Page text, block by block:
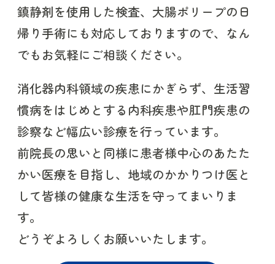
鎮静剤を使用した検査、大腸ポリープの日
帰り手術にも対応しておりますので、なん
でもお気軽にご相談ください。
消化器内科領域の疾患にかぎらず、生活習
慣病をはじめとする内科疾患や肛門疾患の
診察など幅広い診療を行っています。
前院長の思いと同様に患者様中心のあたた
かい医療を目指し、地域のかかりつけ医と
して皆様の健康な生活を守ってまいりま
す。
どうぞよろしくお願いいたします。